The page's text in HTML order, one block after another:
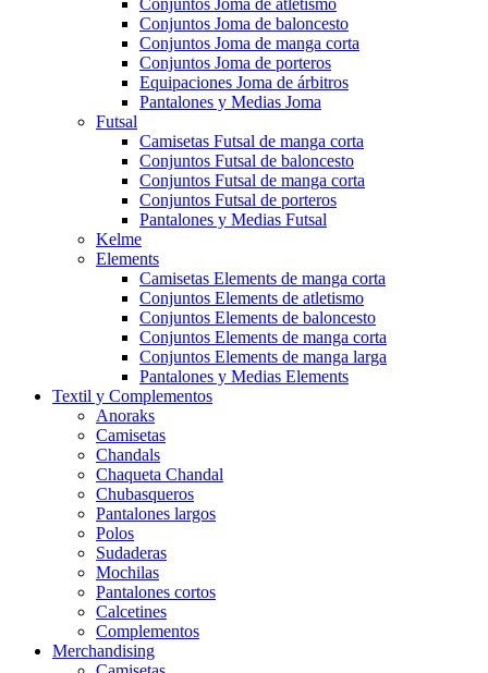
Conjuntos Joma de atletismo
Conjuntos Joma de baloncesto
Conjuntos Joma de manga corta
Conjuntos Joma de porteros
Equipaciones Joma de árbitros
Pantalones y Medias Joma
Futsal
Camisetas Futsal de manga corta
Conjuntos Futsal de baloncesto
Conjuntos Futsal de manga corta
Conjuntos Futsal de porteros
Pantalones y Medias Futsal
Kelme
Elements
Camisetas Elements de manga corta
Conjuntos Elements de atletismo
Conjuntos Elements de baloncesto
Conjuntos Elements de manga corta
Conjuntos Elements de manga larga
Pantalones y Medias Elements
Textil y Complementos
Anoraks
Camisetas
Chandals
Chaqueta Chandal
Chubasqueros
Pantalones largos
Polos
Sudaderas
Mochilas
Pantalones cortos
Calcetines
Complementos
Merchandising